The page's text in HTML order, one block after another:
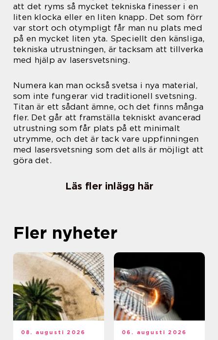
att det ryms så mycket tekniska finesser i en
liten klocka eller en liten knapp. Det som förr
var stort och otympligt får man nu plats med
på en mycket liten yta. Speciellt den känsliga,
tekniska utrustningen, är tacksam att tillverka
med hjälp av lasersvetsning.
Numera kan man också svetsa i nya material,
som inte fungerar vid traditionell svetsning.
Titan är ett sådant ämne, och det finns många
fler. Det går att framställa tekniskt avancerad
utrustning som får plats på ett minimalt
utrymme, och det är tack vare uppfinningen
med lasersvetsning som det alls är möjligt att
göra det.
Läs fler inlägg här
Fler nyheter
08. augusti 2026 06. augusti 2026